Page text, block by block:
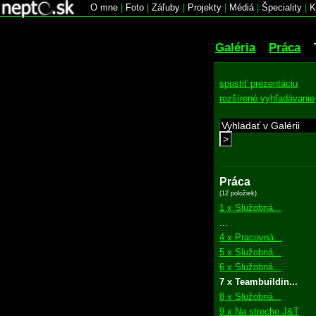
O mne Foto Záľuby Projekty Médiá| Špeciality
Galéria Práca
spustiť prezentáciu
rozšírené vyhľadávanie
>
Práca
(12 položiek)
1 x Služobná...
4 x Pracovná...
5 x Služobná...
6 x Služobná...
7 x Teambuildin...
8 x Služobná...
9 x Na streche J&T